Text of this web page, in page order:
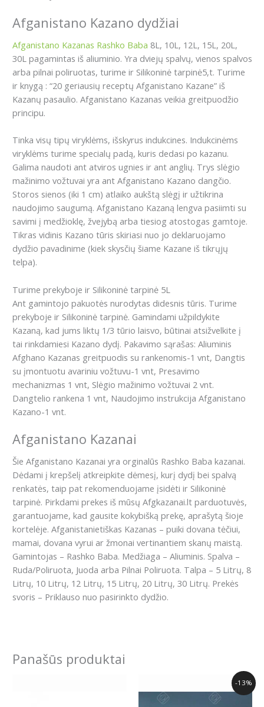
Afganistano Kazano dydžiai
Afganistano Kazanas Rashko Baba 8L, 10L, 12L, 15L, 20L,
30L pagamintas iš aliuminio. Yra dviejų spalvų, vienos spalvos
arba pilnai poliruotas, turime ir Silikoninė tarpinė5,t. Turime
ir knygą : “20 geriausių receptų Afganistano Kazane” iš
Kazanų pasaulio. Afganistano Kazanas veikia greitpuodžio
principu.
Tinka visų tipų viryklėms, išskyrus indukcines. Indukcinėms
viryklėms turime specialų padą, kuris dedasi po kazanu.
Galima naudoti ant atviros ugnies ir ant anglių. Trys slėgio
mažinimo vožtuvai yra ant Afganistano Kazano dangčio.
Storos sienos (iki 1 cm) atlaiko aukštą slėgį ir užtikrina
naudojimo saugumą. Afganistano Kazaną lengva pasiimti su
savimi į medžioklę, žvejybą arba tiesiog atostogas gamtoje.
Tikras vidinis Kazano tūris skiriasi nuo jo deklaruojamo
dydžio pavadinime (kiek skysčių šiame Kazane iš tikrųjų
telpa).
Turime prekyboje ir Silikoninė tarpinė 5L
Ant gamintojo pakuotės nurodytas didesnis tūris. Turime
prekyboje ir Silikoninė tarpinė. Gamindami užpildykite
Kazaną, kad jums liktų 1/3 tūrio laisvo, būtinai atsižvelkite į
tai rinkdamiesi Kazano dydį. Pakavimo sąrašas: Aliuminis
Afghano Kazanas greitpuodis su rankenomis-1 vnt, Dangtis
su įmontuotu avariniu vožtuvu-1 vnt, Presavimo
mechanizmas 1 vnt, Slėgio mažinimo vožtuvai 2 vnt.
Dangtelio rankena 1 vnt, Naudojimo instrukcija Afganistano
Kazano-1 vnt.
Afganistano Kazanai
Šie Afganistano Kazanai yra orginalūs Rashko Baba kazanai.
Dėdami į krepšelį atkreipkite dėmesį, kurį dydį bei spalvą
renkatės, taip pat rekomenduojame įsidėti ir Silikoninė
tarpinė. Pirkdami prekes iš mūsų Afgkazanai.lt parduotuvės,
garantuojame, kad gausite kokybišką prekę, aprašytą šioje
kortelėje. Afganistanietiškas Kazanas – puiki dovana tėčiui,
mamai, dovana vyrui ar žmonai vertinantiem skanų maistą.
Gamintojas – Rashko Baba. Medžiaga – Aliuminis. Spalva –
Ruda/Poliruota, Juoda arba Pilnai Poliruota. Talpa – 5 Litrų, 8
Litrų, 10 Litrų, 12 Litrų, 15 Litrų, 20 Litrų, 30 Litrų. Prekės
svoris – Priklauso nuo pasirinkto dydžio.
Panašūs produktai
-13%
price
was:
Current
price